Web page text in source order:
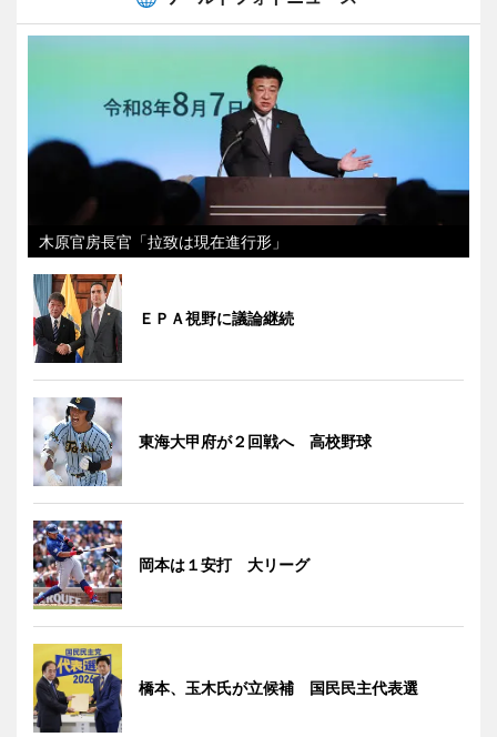
木原官房長官「拉致は現在進行形」
ＥＰＡ視野に議論継続
東海大甲府が２回戦へ 高校野球
岡本は１安打 大リーグ
橋本、玉木氏が立候補 国民民主代表選